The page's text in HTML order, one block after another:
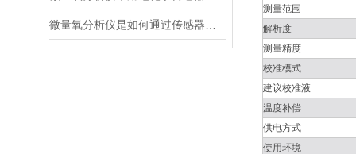
测量范围
解析度
测量精度
校准模式
建议校准液
温度补偿
供电方式
使用环境